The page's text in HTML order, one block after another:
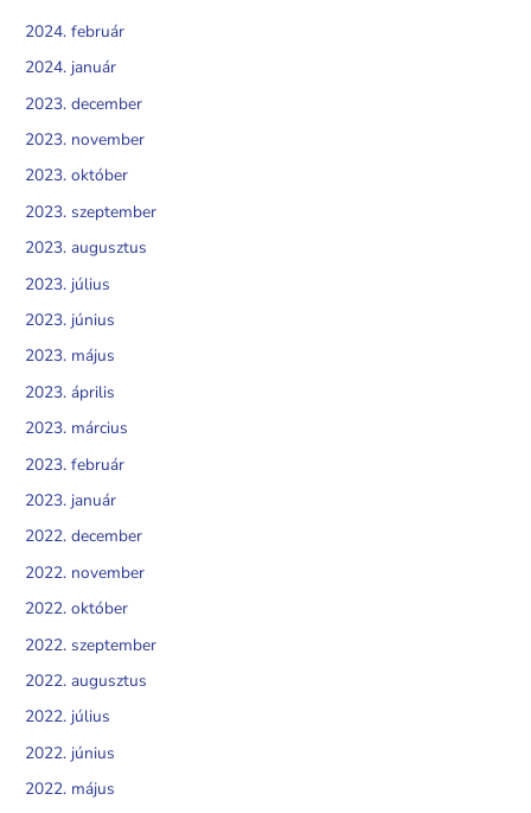
2024. február
2024. január
2023. december
2023. november
2023. október
2023. szeptember
2023. augusztus
2023. július
2023. június
2023. május
2023. április
2023. március
2023. február
2023. január
2022. december
2022. november
2022. október
2022. szeptember
2022. augusztus
2022. július
2022. június
2022. május